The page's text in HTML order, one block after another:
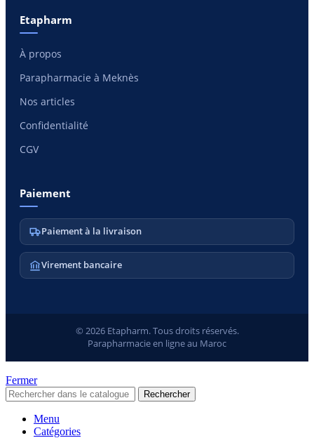
Etapharm
À propos
Parapharmacie à Meknès
Nos articles
Confidentialité
CGV
Paiement
Paiement à la livraison
Virement bancaire
© 2026 Etapharm. Tous droits réservés.
Parapharmacie en ligne au Maroc
Fermer
Rechercher
Menu
Catégories